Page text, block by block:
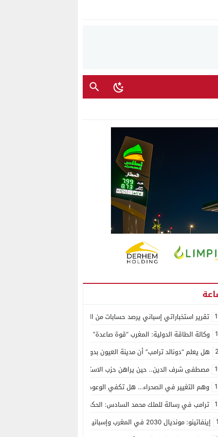
تقرير استخباراتي إسباني يرصد حسابات من الجزائر وأرقاما بـ”213+” ضمن حملة رقمية منظمة حرّضت على اقتحام سبتة
وكالة الطاقة الدولية: المغرب “قوة صاعدة” في سوق المعادن الاستراتيجية
هل يعلم “دونالد ترامب” أن مدينة العيون بدون ماء؟
مصطفى شرف الدين.. حين يراهن حزب الاستقلال على الكفاءة ويمنح الشباب
وهم التغيير في الصحراء… هل تكفي الوعود الفارغة لصناعة الواقع؟
ترامب في رسالة للملك محمد السادس: الحكم الذاتي هو الأساس الوحيد لحل
إينفاتينو: مونديال 2030 في المغرب وإسبانيا والبرتغال سيكون “الأجمل في التاريخ”